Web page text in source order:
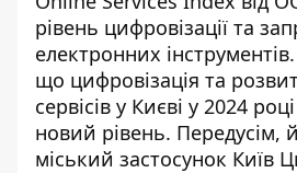
рівень цифровізації та
електронних
що цифровізація та
сервісів у Києві у 2024
новий рівень. Передусім,
міський застосунок Київ